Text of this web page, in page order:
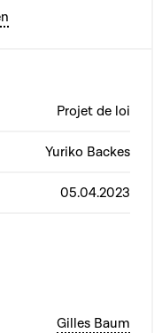
Projet de loi
Yuriko Backes
05.04.2023
Gilles Baum